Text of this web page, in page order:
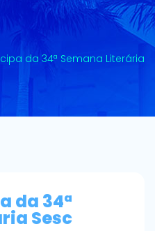
da 34ª Semana Literária
da 34ª
Sesc